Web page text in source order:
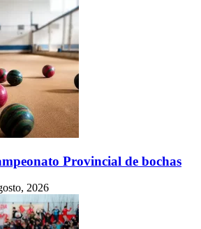
Provincial de bochas
2026